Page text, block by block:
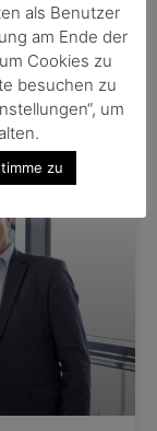
als Benutzer
am Ende der
Cookies zu
besuchen zu
um
zu